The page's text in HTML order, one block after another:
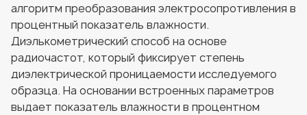
алгоритм преобразования электросопротивления в
процентный показатель влажности.
Диэлькометрический способ на основе
радиочастот, который фиксирует степень
диэлектрической проницаемости исследуемого
образца. На основании встроенных параметров
выдает показатель влажности в процентном